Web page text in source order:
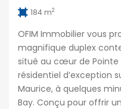
184 m2
OFIM Immobilier vous
magnifique duplex
situé au cœur de Pointe
résidentiel d’exception
Maurice, à quelques
Bay. Conçu pour offrir